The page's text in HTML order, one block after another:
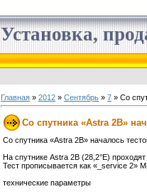
Установка,
Главная » 2012 » Сентябрь » 7 » Со
Со спутника «Astra 2B»
Со спутника «Astra 2B» началось
На спутнике Astra 2B (28,2°E)
Тест прописывается как «_service 2»
технические параметры